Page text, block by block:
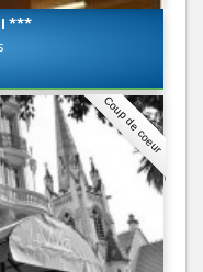
***
Coup de coeur